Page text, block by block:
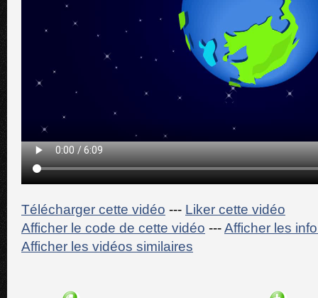
Télécharger cette vidéo --- Liker cette vidéo
Afficher le code de cette vidéo ---Afficher les
Afficher les vidéos similaires